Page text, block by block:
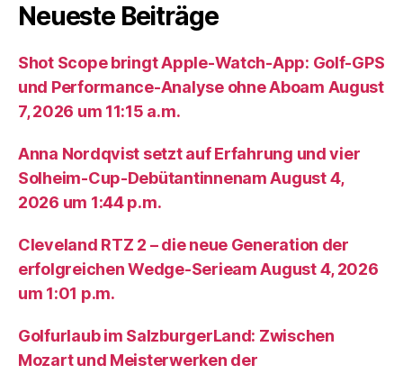
Neueste Beiträge
Shot Scope bringt Apple-Watch-App: Golf-GPS
und Performance-Analyse ohne Aboam August
7, 2026 um 11:15 a.m.
Anna Nordqvist setzt auf Erfahrung und vier
Solheim-Cup-Debütantinnenam August 4,
2026 um 1:44 p.m.
Cleveland RTZ 2 – die neue Generation der
erfolgreichen Wedge-Serieam August 4, 2026
um 1:01 p.m.
Golfurlaub im SalzburgerLand: Zwischen
Mozart und Meisterwerken der